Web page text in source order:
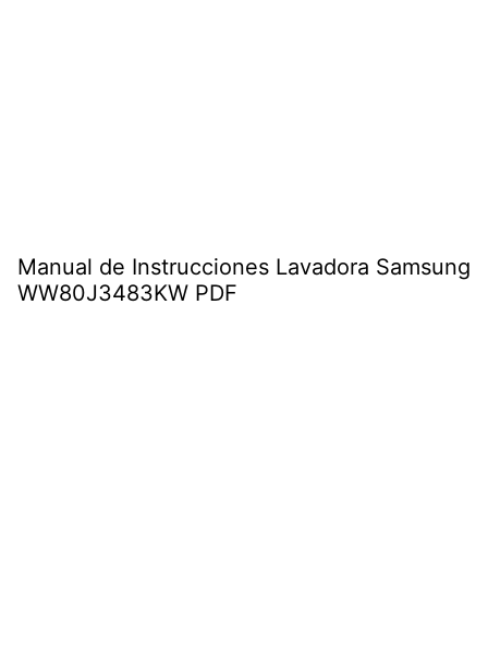
Manual de Instrucciones Lavadora Samsung
WW80J3483KW PDF